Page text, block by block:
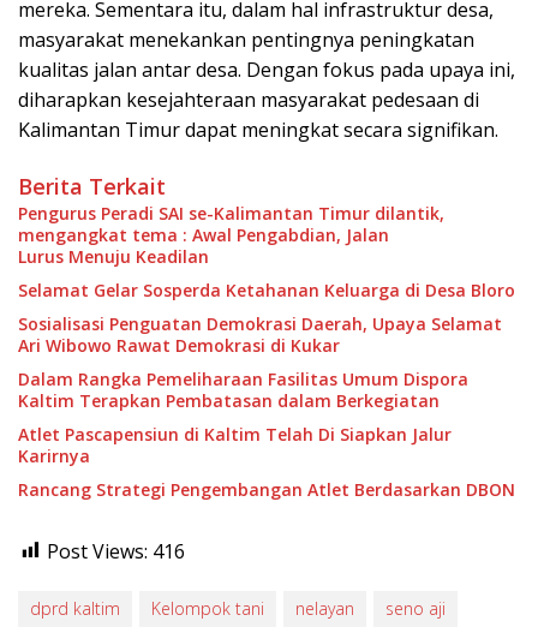
mereka. Sementara itu, dalam hal infrastruktur desa,
masyarakat menekankan pentingnya peningkatan
kualitas jalan antar desa. Dengan fokus pada upaya ini,
diharapkan kesejahteraan masyarakat pedesaan di
Kalimantan Timur dapat meningkat secara signifikan.
Berita Terkait
Pengurus Peradi SAI se-Kalimantan Timur dilantik,
mengangkat tema : Awal Pengabdian, Jalan
Lurus Menuju Keadilan
Selamat Gelar Sosperda Ketahanan Keluarga di Desa Bloro
Sosialisasi Penguatan Demokrasi Daerah, Upaya Selamat
Ari Wibowo Rawat Demokrasi di Kukar
Dalam Rangka Pemeliharaan Fasilitas Umum Dispora
Kaltim Terapkan Pembatasan dalam Berkegiatan
Atlet Pascapensiun di Kaltim Telah Di Siapkan Jalur
Karirnya
Rancang Strategi Pengembangan Atlet Berdasarkan DBON
Post Views: 416
dprd kaltim Kelompok tani nelayan seno aji